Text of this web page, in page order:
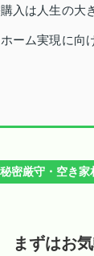
入は人生の大
ーム実現に向
密厳守・空き
まずはお